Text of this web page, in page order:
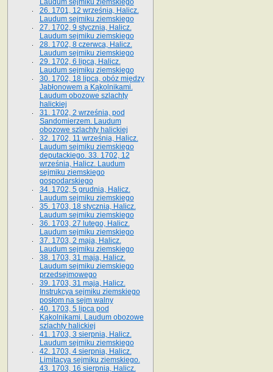
Laudum sejmiku ziemskiego
26. 1701, 12 września, Halicz.
Laudum sejmiku ziemskiego
27. 1702, 9 stycznia, Halicz.
Laudum sejmiku ziemskiego
28. 1702, 8 czerwca, Halicz.
Laudum sejmiku ziemskiego
29. 1702, 6 lipca, Halicz.
Laudum sejmiku ziemskiego
30. 1702, 18 lipca, obóz między
Jabłonowem a Kąkolnikami.
Laudum obozowe szlachty
halickiej
31. 1702, 2 września, pod
Sandomierzem. Laudum
obozowe szlachty halickiej
32. 1702, 11 września, Halicz.
Laudum sejmiku ziemskiego
deputackiego. 33. 1702, 12
września, Halicz. Laudum
sejmiku ziemskiego
gospodarskiego
34. 1702, 5 grudnia, Halicz.
Laudum sejmiku ziemskiego
35. 1703, 18 stycznia, Halicz.
Laudum sejmiku ziemskiego
36. 1703, 27 lutego, Halicz.
Laudum sejmiku ziemskiego
37. 1703, 2 maja, Halicz.
Laudum sejmiku ziemskiego
38. 1703, 31 maja, Halicz.
Laudum sejmiku ziemskiego
przedsejmowego
39. 1703, 31 maja, Halicz.
Instrukcya sejmiku ziemskiego
posłom na sejm walny
40. 1703, 5 lipca pod
Kąkolnikami. Laudum obozowe
szlachty halickiej
41­. 1703, 3 sierpnia, Halicz.
Laudum sejmiku ziemskiego
42. 1703, 4 sierpnia, Halicz.
Limitacya sejmiku ziemskiego.
43. 1703, 16 sierpnia, Halicz.